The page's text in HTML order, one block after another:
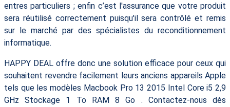
entres particuliers ; enfin c’est l'assurance que votre produit
sera réutilisé correctement puisqu'il sera contrôlé et remis
sur le marché par des spécialistes du reconditionnement
informatique.
HAPPY DEAL offre donc une solution efficace pour ceux qui
souhaitent revendre facilement leurs anciens appareils Apple
tels que les modèles Macbook Pro 13 2015 Intel Core i5 2,9
GHz Stockage 1 To RAM 8 Go . Contactez-nous dès